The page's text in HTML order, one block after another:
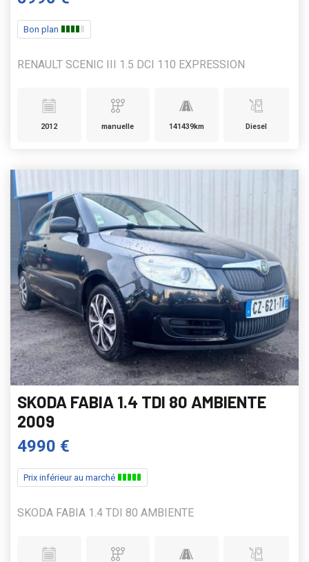
Bon plan
RENAULT SCENIC III 1.5 DCI 110 EXPRESSION
2012 manuelle 141439km Diesel
SKODA FABIA 1.4 TDI 80 AMBIENTE
2009
4990 €
Prix inférieur au marché
SKODA FABIA 1.4 TDI 80 AMBIENTE